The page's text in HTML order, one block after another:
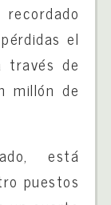
el
través de
millón de
está
puestos